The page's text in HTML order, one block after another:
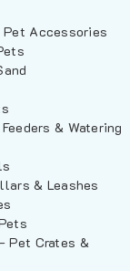
Accessories
& Watering
& Leashes
Pet Crates &